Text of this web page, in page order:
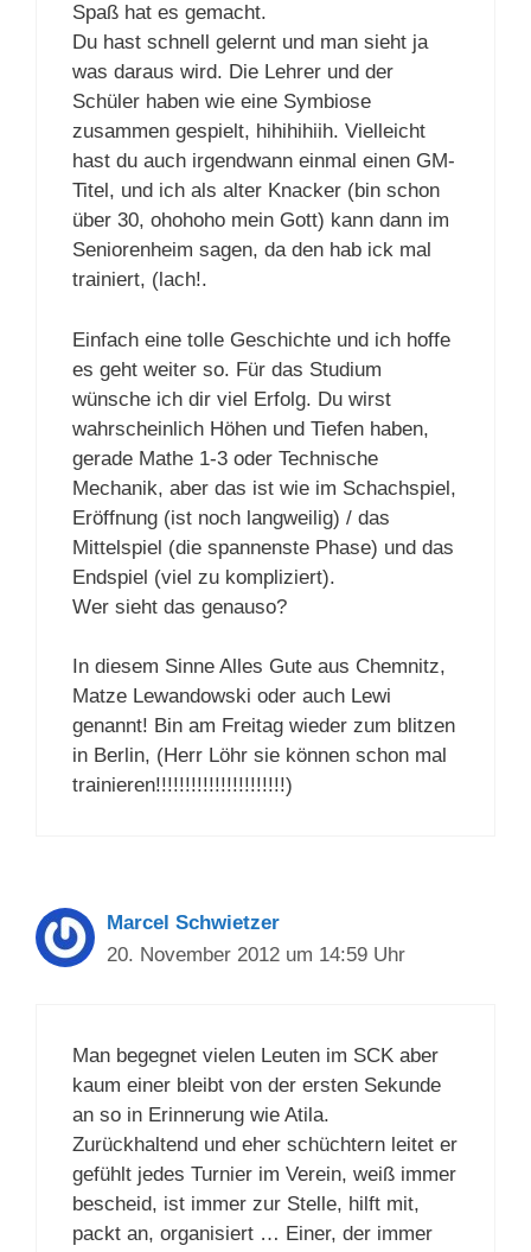
Spaß hat es gemacht.
Du hast schnell gelernt und man sieht ja
was daraus wird. Die Lehrer und der
Schüler haben wie eine Symbiose
zusammen gespielt, hihihihiih. Vielleicht
hast du auch irgendwann einmal einen GM-
Titel, und ich als alter Knacker (bin schon
über 30, ohohoho mein Gott) kann dann im
Seniorenheim sagen, da den hab ick mal
trainiert, (lach!.
Einfach eine tolle Geschichte und ich hoffe
es geht weiter so. Für das Studium
wünsche ich dir viel Erfolg. Du wirst
wahrscheinlich Höhen und Tiefen haben,
gerade Mathe 1-3 oder Technische
Mechanik, aber das ist wie im Schachspiel,
Eröffnung (ist noch langweilig) / das
Mittelspiel (die spannenste Phase) und das
Endspiel (viel zu kompliziert).
Wer sieht das genauso?
In diesem Sinne Alles Gute aus Chemnitz,
Matze Lewandowski oder auch Lewi
genannt! Bin am Freitag wieder zum blitzen
in Berlin, (Herr Löhr sie können schon mal
trainieren!!!!!!!!!!!!!!!!!!!!!!)
Marcel Schwietzer
20. November 2012 um 14:59 Uhr
Man begegnet vielen Leuten im SCK aber
kaum einer bleibt von der ersten Sekunde
an so in Erinnerung wie Atila.
Zurückhaltend und eher schüchtern leitet er
gefühlt jedes Turnier im Verein, weiß immer
bescheid, ist immer zur Stelle, hilft mit,
packt an, organisiert … Einer, der immer